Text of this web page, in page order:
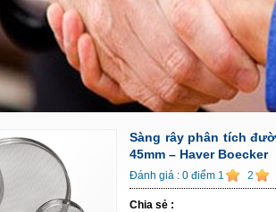
Sàng rây phân tích
45mm – Haver Boecker
Đánh giá : 0 điểm 1 2
Chia sẻ :